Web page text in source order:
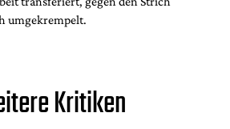
umgekrempelt.
Kritiken